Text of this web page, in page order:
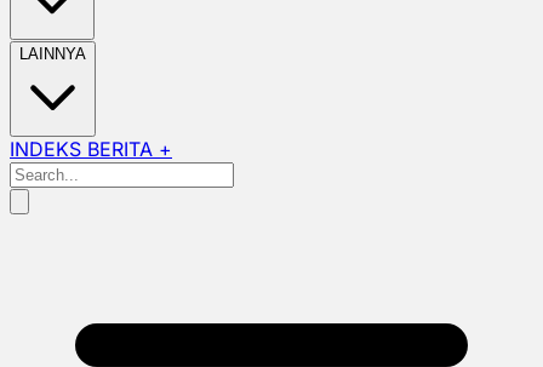
LAINNYA
INDEKS BERITA +